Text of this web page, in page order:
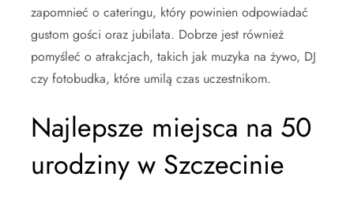
zapomnieć o cateringu, który powinien odpowiadać
gustom gości oraz jubilata. Dobrze jest również
pomyśleć o atrakcjach, takich jak muzyka na żywo, DJ
czy fotobudka, które umilą czas uczestnikom.
Najlepsze miejsca na 50
urodziny w Szczecinie